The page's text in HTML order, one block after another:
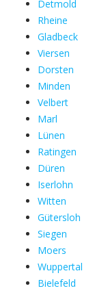
Detmold
Rheine
Gladbeck
Viersen
Dorsten
Minden
Velbert
Marl
Lünen
Ratingen
Düren
Iserlohn
Witten
Gütersloh
Siegen
Moers
Wuppertal
Bielefeld